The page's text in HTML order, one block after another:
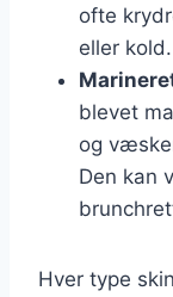
ofte
eller kold.
blevet
og
Den kan
Hver type